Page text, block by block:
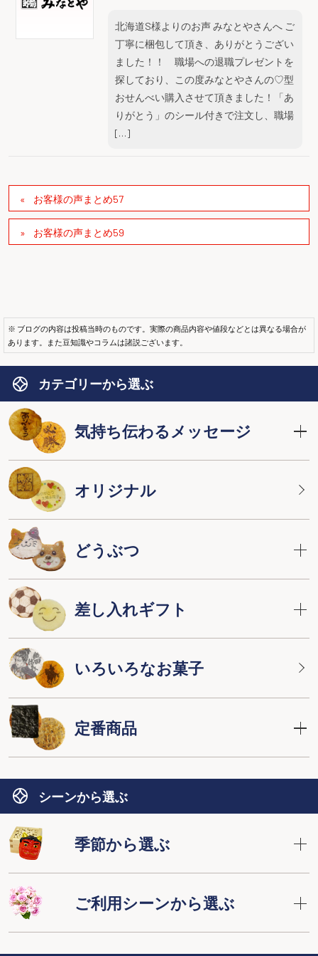
北海道S様よりのお声 みなとやさんへ ご
丁寧に梱包して頂き、ありがとうござい
ました！！ 職場への退職プレゼントを
探しており、この度みなとやさんの♡型
おせんべい購入させて頂きました！「あ
りがとう」のシール付きで注文し、職場
[…]
お客様の声まとめ57
お客様の声まとめ59
※ ブログの内容は投稿当時のものです。実際の商品内容や値段などとは異なる場合が
あります。また豆知識やコラムは諸説ございます。
カテゴリーから選ぶ
気持ち伝わるメッセージ
オリジナル
どうぶつ
差し入れギフト
いろいろなお菓子
定番商品
シーンから選ぶ
季節から選ぶ
ご利用シーンから選ぶ